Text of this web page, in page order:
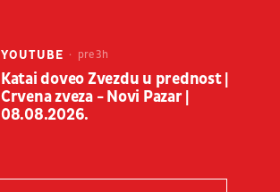
YOUTUBE pre 3h
Katai doveo Zvezdu u prednost |
Crvena zveza - Novi Pazar |
08.08.2026.